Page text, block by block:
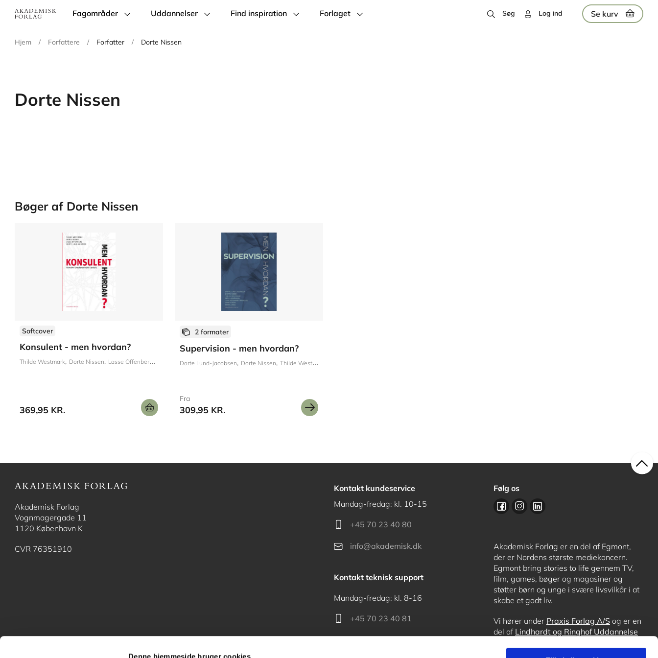
Denne hjemmeside bruger cookies
Main
Fagområder Uddannelser Find inspiration Forlaget Søg Log ind Se kurv
Hjem / Forfattere / Forfatter / Dorte Nissen
Dorte Nissen
Bøger af Dorte Nissen
Softcover
Konsulent - men hvordan?
Thilde Westmark Dorte Nissen Lasse Offenberg Dorte Lund-Jacobsen
369,95 KR.
2 formater
Supervision - men hvordan?
Dorte Lund-Jacobsen Dorte Nissen Thilde Westmark
Fra
309,95 KR.
Akademisk Forlag
Vognmagergade 11
1120 København K
CVR 76351910
Kontakt kundeservice
Mandag-fredag: kl. 10-15
+45 70 23 40 80
info@akademisk.dk
Kontakt teknisk support
Mandag-fredag: kl. 8-16
+45 70 23 40 81
Følg os
Akademisk Forlag er en del af Egmont,
der er Nordens største mediekoncern.
Egmont bring stories to life gennem TV,
film, games, bøger og magasiner og
støtter børn og unge i svære livsvilkår i at
skabe et godt liv.
Vi hører under Praxis Forlag A/S og er en
del af Lindhardt og Ringhof Uddannelse